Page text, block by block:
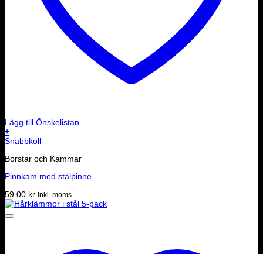
Lägg till Önskelistan
+
Snabbkoll
Borstar och Kammar
Pinnkam med stålpinne
59.00 kr inkl. moms